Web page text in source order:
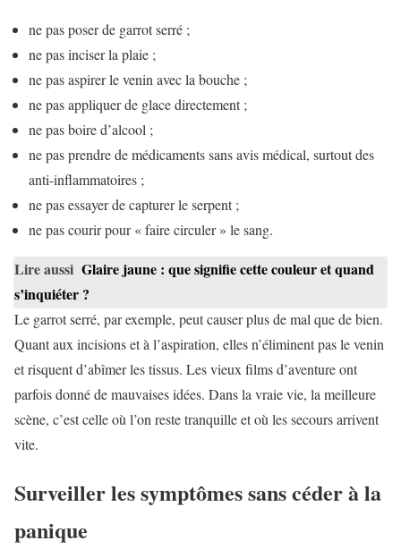
ne pas poser de garrot serré ;
ne pas inciser la plaie ;
ne pas aspirer le venin avec la bouche ;
ne pas appliquer de glace directement ;
ne pas boire d’alcool ;
ne pas prendre de médicaments sans avis médical, surtout des
anti-inflammatoires ;
ne pas essayer de capturer le serpent ;
ne pas courir pour « faire circuler » le sang.
Lire aussi Glaire jaune : que signifie cette couleur et quand
s’inquiéter ?
Le garrot serré, par exemple, peut causer plus de mal que de bien.
Quant aux incisions et à l’aspiration, elles n’éliminent pas le venin
et risquent d’abîmer les tissus. Les vieux films d’aventure ont
parfois donné de mauvaises idées. Dans la vraie vie, la meilleure
scène, c’est celle où l’on reste tranquille et où les secours arrivent
vite.
Surveiller les symptômes sans céder à la
panique